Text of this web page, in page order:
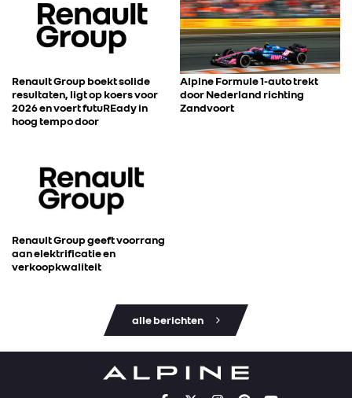
Renault Group boekt solide
resultaten, ligt op koers voor
2026 en voert futuREady in
hoog tempo door
Alpine Formule 1-auto trekt
door Nederland richting
Zandvoort
Renault Group geeft voorrang
aan elektrificatie en
verkoopkwaliteit
alle berichten